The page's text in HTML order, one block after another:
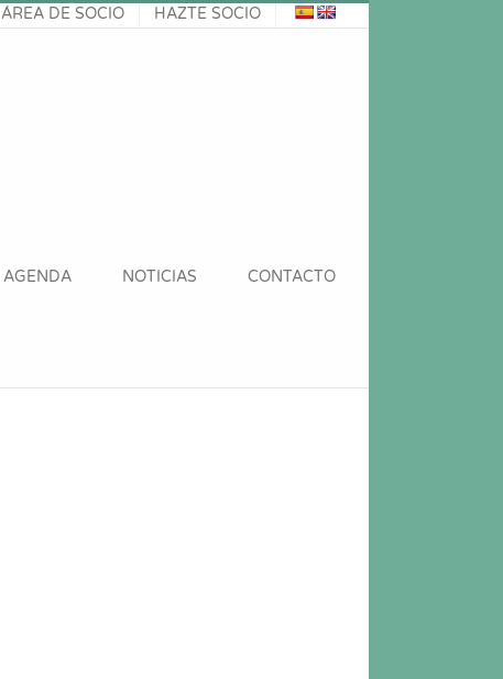
ÁREA DE SOCIO HAZTE SOCIO
AGENDA NOTICIAS CONTACTO